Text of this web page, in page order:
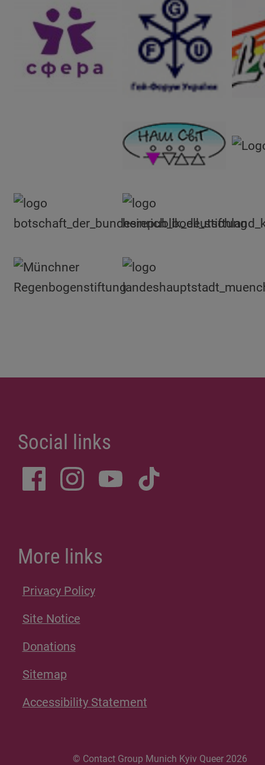
Social links
More links
Privacy Policy
Site Notice
Donations
Sitemap
Accessibility Statement
© Contact Group Munich Kyiv Queer 2026